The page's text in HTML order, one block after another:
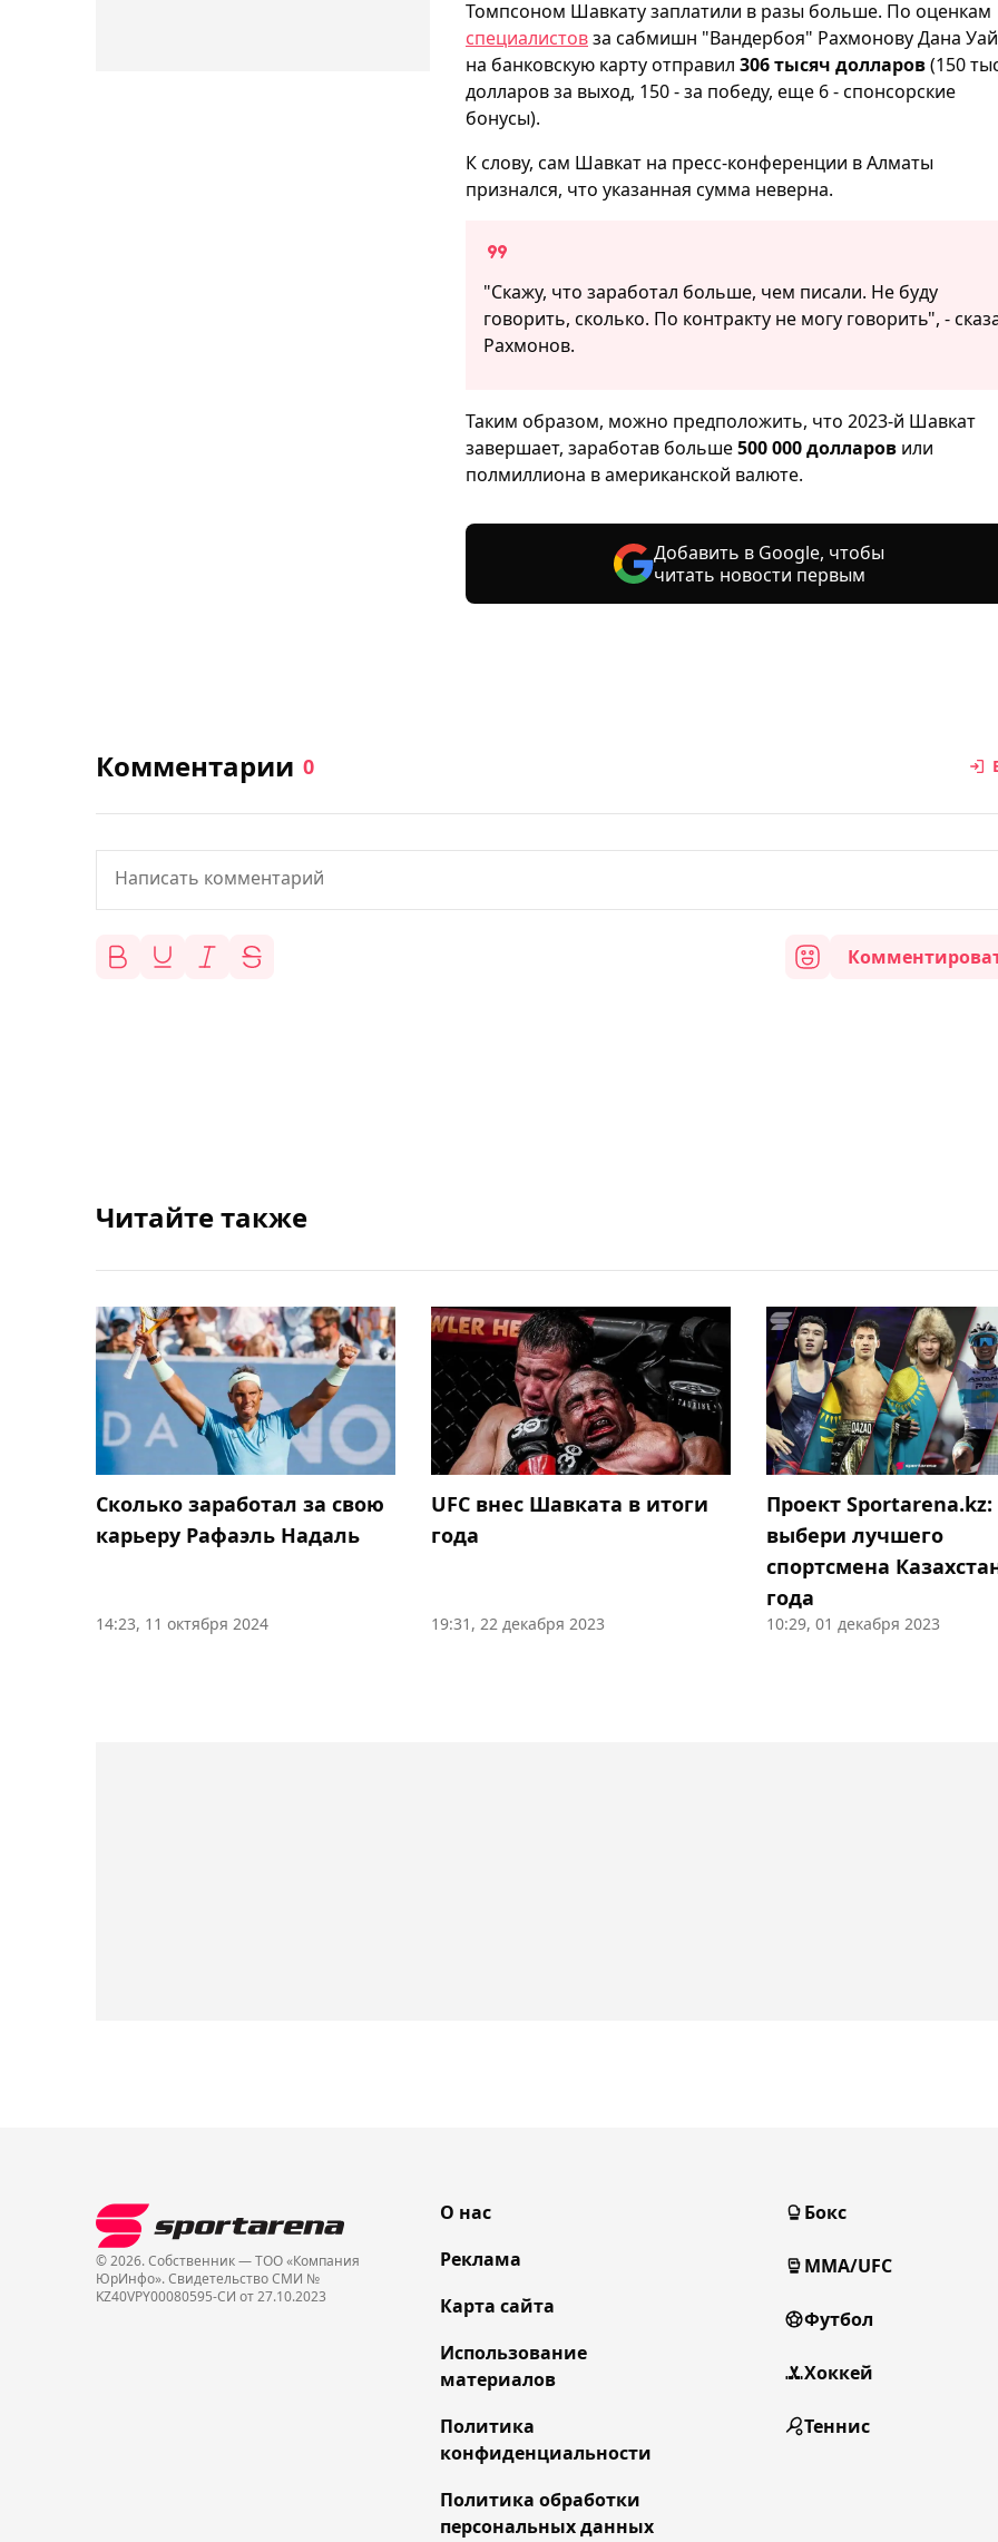
Томпсоном Шавкату заплатили в разы больше. По оценкам
специалистовза сабмишн "Вандербоя" Рахмонову Дана
на банковскую карту отправил 306 тысяч долларов(150
долларов за выход, 150 - за победу, еще 6 - спонсорские
бонусы).
К слову, сам Шавкат на пресс-конференции в Алматы
признался, что указанная сумма неверна.
"Скажу, что заработал больше, чем писали. Не буду
говорить, сколько. По контракту не могу говорить", -
Рахмонов.
Таким образом, можно предположить, что 2023-й Шавкат
завершает, заработав больше500 000 долларов или
полмиллиона в американской валюте.
Добавить в Google, чтобы
читать новости первым
Комментарии 0
Читайте также
Сколько заработал за свою
карьеру Рафаэль Надаль
14:23, 11 октября 2024
UFC внес Шавката в итоги
года
19:31, 22 декабря 2023
Проект Sportarena.kz:
выбери лучшего
спортсмена
года
10:29, 01 декабря 2023
© 2026. Собственник — ТОО «Компания
ЮрИнфо». Cвидетельство СМИ №
KZ40VPY00080595-СИ от 27.10.2023
О нас
Реклама
Карта сайта
Использование
материалов
Политика
конфиденциальности
Политика обработки
персональных данных
Бокс
MMA/UFC
Футбол
Хоккей
Теннис